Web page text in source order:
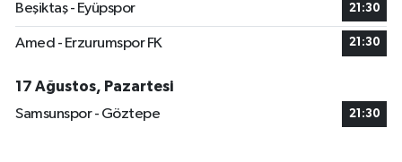
Beşiktaş - Eyüpspor 21:30
Amed - Erzurumspor FK 21:30
17 Ağustos, Pazartesi
Samsunspor - Göztepe
21:30